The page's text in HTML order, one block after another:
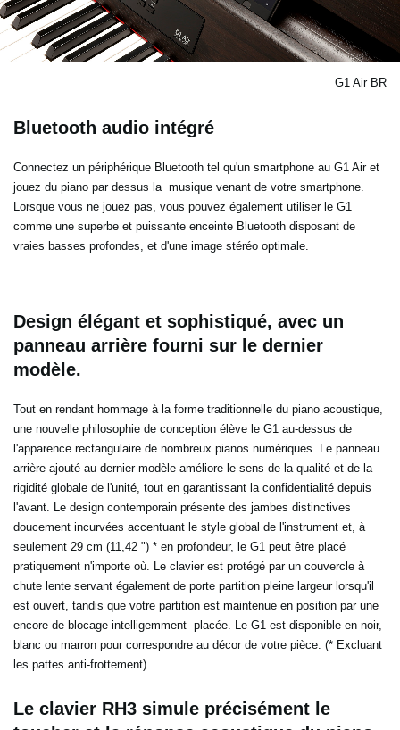
G1 Air BR
Bluetooth audio intégré
Connectez un périphérique Bluetooth tel qu'un smartphone au G1 Air et
jouez du piano par dessus la musique venant de votre smartphone.
Lorsque vous ne jouez pas, vous pouvez également utiliser le G1
comme une superbe et puissante enceinte Bluetooth disposant de
vraies basses profondes, et d'une image stéréo optimale.
Design élégant et sophistiqué, avec un
panneau arrière fourni sur le dernier
modèle.
Tout en rendant hommage à la forme traditionnelle du piano acoustique,
une nouvelle philosophie de conception élève le G1 au-dessus de
l'apparence rectangulaire de nombreux pianos numériques. Le panneau
arrière ajouté au dernier modèle améliore le sens de la qualité et de la
rigidité globale de l'unité, tout en garantissant la confidentialité depuis
l'avant. Le design contemporain présente des jambes distinctives
doucement incurvées accentuant le style global de l'instrument et, à
seulement 29 cm (11,42 ") * en profondeur, le G1 peut être placé
pratiquement n'importe où. Le clavier est protégé par un couvercle à
chute lente servant également de porte partition pleine largeur lorsqu'il
est ouvert, tandis que votre partition est maintenue en position par une
encore de blocage intelligemment placée. Le G1 est disponible en noir,
blanc ou marron pour correspondre au décor de votre pièce. (* Excluant
les pattes anti-frottement)
Le clavier RH3 simule précisément le